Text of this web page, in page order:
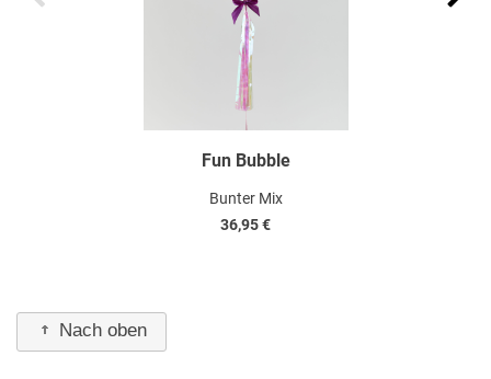
Fun Bubble
Bunter Mix
36,95 €
Nach oben